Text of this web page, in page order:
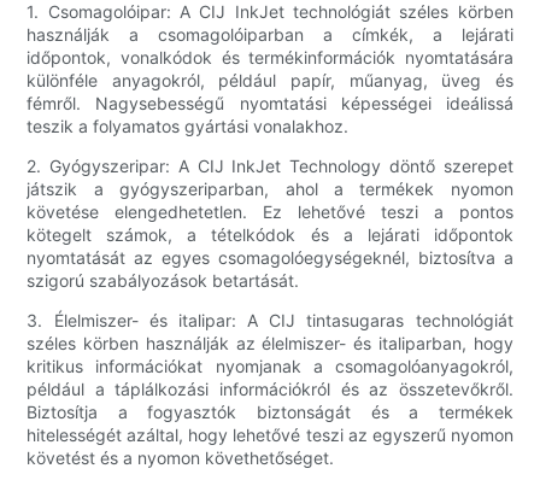
1. Csomagolóipar: A CIJ InkJet technológiát széles körben
használják a csomagolóiparban a címkék, a lejárati
időpontok, vonalkódok és termékinformációk nyomtatására
különféle anyagokról, például papír, műanyag, üveg és
fémről. Nagysebességű nyomtatási képességei ideálissá
teszik a folyamatos gyártási vonalakhoz.
2. Gyógyszeripar: A CIJ InkJet Technology döntő szerepet
játszik a gyógyszeriparban, ahol a termékek nyomon
követése elengedhetetlen. Ez lehetővé teszi a pontos
kötegelt számok, a tételkódok és a lejárati időpontok
nyomtatását az egyes csomagolóegységeknél, biztosítva a
szigorú szabályozások betartását.
3. Élelmiszer- és italipar: A CIJ tintasugaras technológiát
széles körben használják az élelmiszer- és italiparban, hogy
kritikus információkat nyomjanak a csomagolóanyagokról,
például a táplálkozási információkról és az összetevőkről.
Biztosítja a fogyasztók biztonságát és a termékek
hitelességét azáltal, hogy lehetővé teszi az egyszerű nyomon
követést és a nyomon követhetőséget.